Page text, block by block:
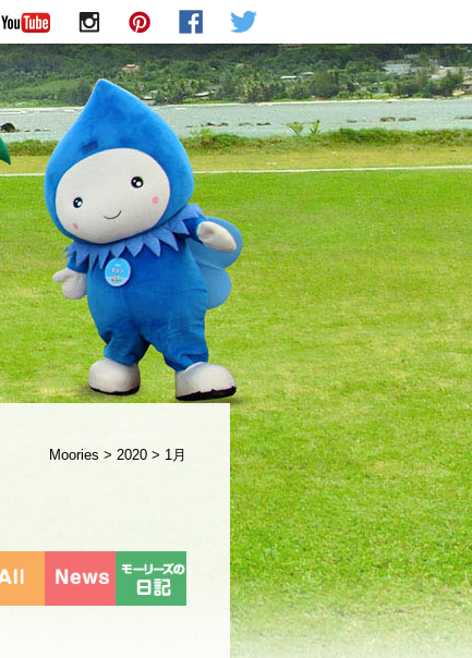
Moories > 2020 > 1月